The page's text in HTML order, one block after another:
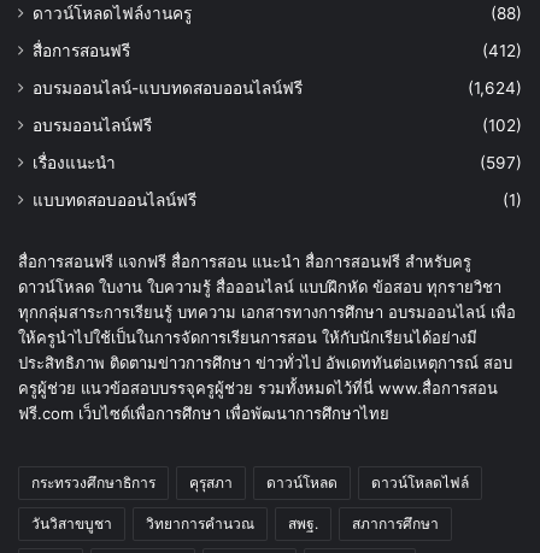
ดาวน์โหลดไฟล์งานครู
(88)
สื่อการสอนฟรี
(412)
อบรมออนไลน์-แบบทดสอบออนไลน์ฟรี
(1,624)
อบรมออนไลน์ฟรี
(102)
เรื่องแนะนำ
(597)
แบบทดสอบออนไลน์ฟรี
(1)
สื่อการสอนฟรี แจกฟรี สื่อการสอน แนะนำ สื่อการสอนฟรี สำหรับครู
ดาวน์โหลด ใบงาน ใบความรู้ สื่อออนไลน์ แบบฝึกหัด ข้อสอบ ทุกรายวิชา
ทุกกลุ่มสาระการเรียนรู้ บทความ เอกสารทางการศึกษา อบรมออนไลน์ เพื่อ
ให้ครูนำไปใช้เป็นในการจัดการเรียนการสอน ให้กับนักเรียนได้อย่างมี
ประสิทธิภาพ ติดตามข่าวการศึกษา ข่าวทั่วไป อัพเดททันต่อเหตุการณ์ สอบ
ครูผู้ช่วย แนวข้อสอบบรรจุครูผู้ช่วย รวมทั้งหมดไว้ที่นี่ www.สื่อการสอน
ฟรี.com เว็บไซต์เพื่อการศึกษา เพื่อพัฒนาการศึกษาไทย
กระทรวงศึกษาธิการ คุรุสภา ดาวน์โหลด ดาวน์โหลดไฟล์
วันวิสาขบูชา วิทยาการคำนวณ สพฐ. สภาการศึกษา